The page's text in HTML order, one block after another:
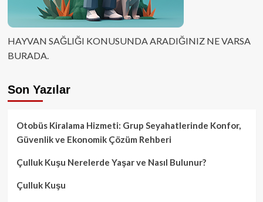
HAYVAN SAĞLIĞI KONUSUNDA ARADIĞINIZ NE VARSA
BURADA.
Son Yazılar
Otobüs Kiralama Hizmeti: Grup Seyahatlerinde Konfor,
Güvenlik ve Ekonomik Çözüm Rehberi
Çulluk Kuşu Nerelerde Yaşar ve Nasıl Bulunur?
Çulluk Kuşu